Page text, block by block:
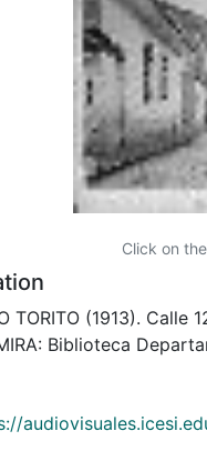
Click on
TORITO (1913). Calle
Biblioteca